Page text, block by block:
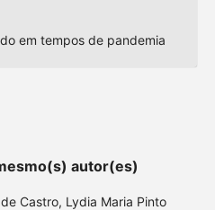
em tempos de pandemia
autor(es)
Castro, Lydia Maria Pinto